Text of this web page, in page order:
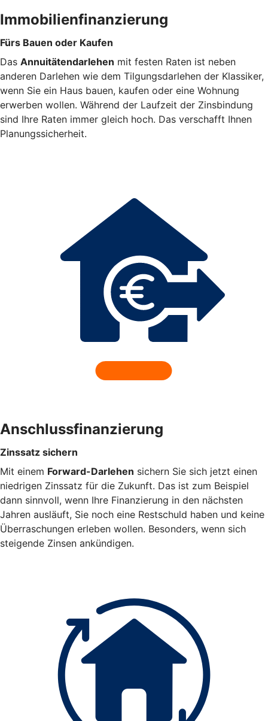
Immobilienfinanzierung
Fürs Bauen oder Kaufen
Das Annuitätendarlehen mit festen Raten ist neben
anderen Darlehen wie dem Tilgungsdarlehen der Klassiker,
wenn Sie ein Haus bauen, kaufen oder eine Wohnung
erwerben wollen. Während der Laufzeit der Zinsbindung
sind Ihre Raten immer gleich hoch. Das verschafft Ihnen
Planungssicherheit.
Anschlussfinanzierung
Zinssatz sichern
Mit einem Forward-Darlehen sichern Sie sich jetzt einen
niedrigen Zinssatz für die Zukunft. Das ist zum Beispiel
dann sinnvoll, wenn Ihre Finanzierung in den nächsten
Jahren ausläuft, Sie noch eine Restschuld haben und keine
Überraschungen erleben wollen. Besonders, wenn sich
steigende Zinsen ankündigen.